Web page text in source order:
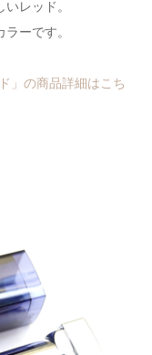
レッド。
ーです。
」の商品詳細はこち